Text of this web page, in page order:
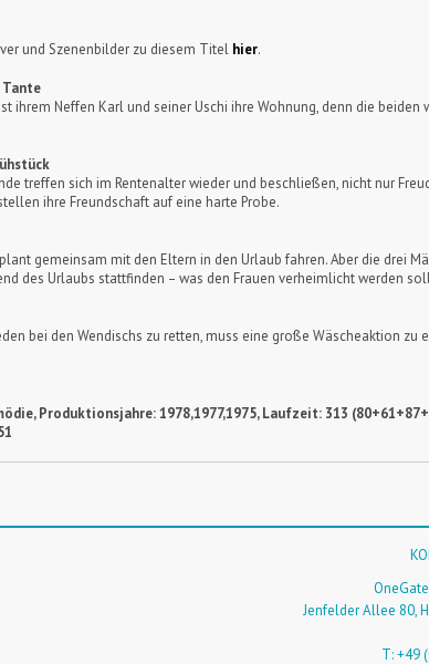
und Szenenbilder zu diesem Titel hier.
Tante
ihrem Neffen Karl und seiner Uschi ihre Wohnung, denn die
treffen sich im Rentenalter wieder und beschließen, nicht nur
ihre Freundschaft auf eine harte Probe.
gemeinsam mit den Eltern in den Urlaub fahren. Aber die drei
des Urlaubs stattfinden – was den Frauen verheimlicht werden
bei den Wendischs zu retten, muss eine große Wäscheaktion
Produktionsjahre: 1978,1977,1975, Laufzeit: 313
Jenfelder Allee 80,
T: +49